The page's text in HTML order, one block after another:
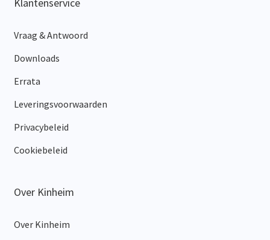
Vraag & Antwoord
Downloads
Errata
Leveringsvoorwaarden
Privacybeleid
Cookiebeleid
Over Kinheim
Over Kinheim